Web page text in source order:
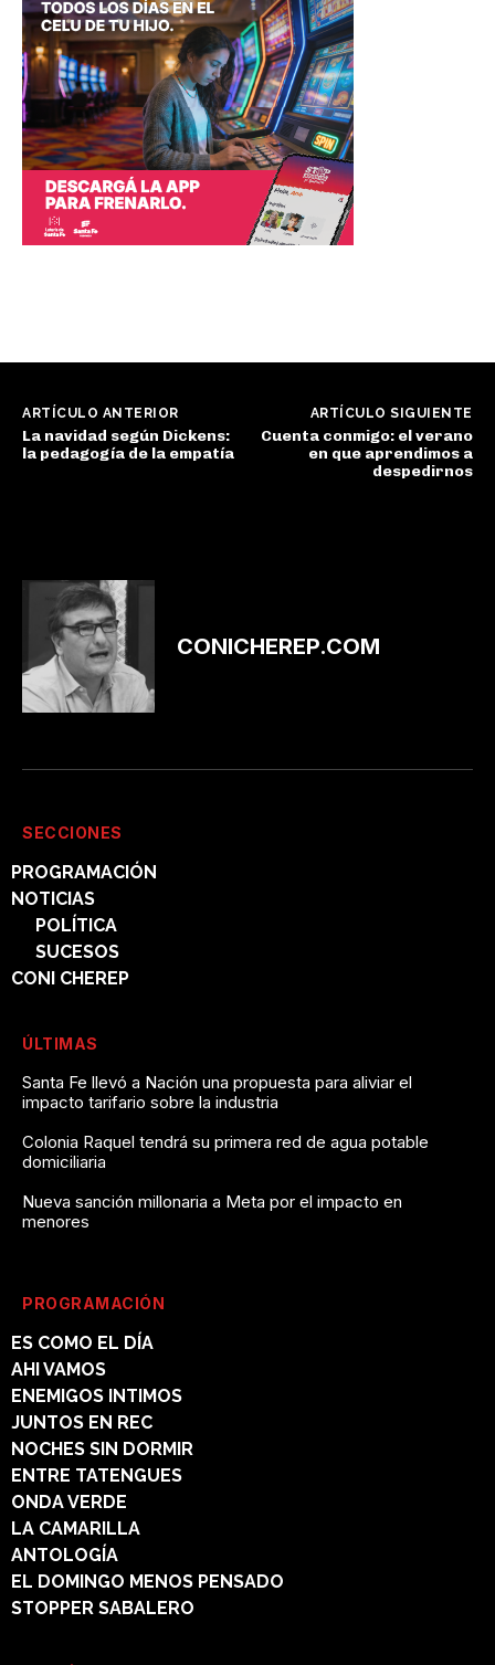
ARTÍCULO ANTERIOR
La navidad según Dickens:
la pedagogía de la empatía
ARTÍCULO SIGUIENTE
Cuenta conmigo: el verano
en que aprendimos a
despedirnos
CONICHEREP.COM
SECCIONES
PROGRAMACIÓN
NOTICIAS
POLÍTICA
SUCESOS
CONI CHEREP
ÚLTIMAS
Santa Fe llevó a Nación una propuesta para aliviar el
impacto tarifario sobre la industria
Colonia Raquel tendrá su primera red de agua potable
domiciliaria
Nueva sanción millonaria a Meta por el impacto en
menores
PROGRAMACIÓN
ES COMO EL DÍA
AHI VAMOS
ENEMIGOS INTIMOS
JUNTOS EN REC
NOCHES SIN DORMIR
ENTRE TATENGUES
ONDA VERDE
LA CAMARILLA
ANTOLOGÍA
EL DOMINGO MENOS PENSADO
STOPPER SABALERO